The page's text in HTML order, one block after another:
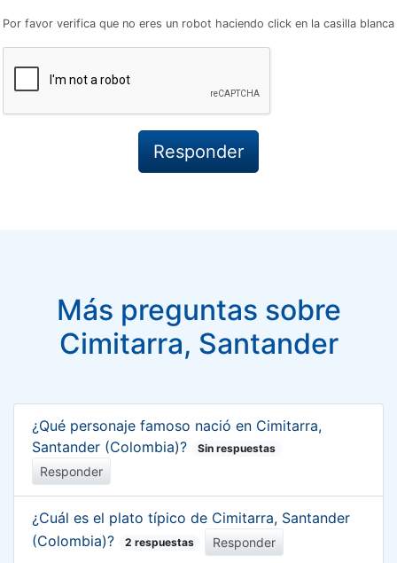
Por favor verifica que no eres un robot haciendo click en la casilla blanca
Más preguntas sobre
Cimitarra, Santander
¿Qué personaje famoso nació en Cimitarra,
Santander (Colombia)?
Sin respuestas
Responder
¿Cuál es el plato típico de Cimitarra, Santander
(Colombia)?
2 respuestas Responder